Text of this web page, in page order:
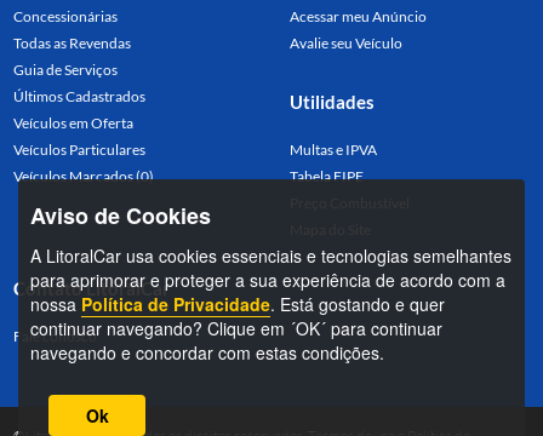
Concessionárias
Todas as Revendas
Guia de Serviços
Últimos Cadastrados
Veículos em Oferta
Veículos Particulares
Veículos Marcados (0)
Acessar meu Anúncio
Avalie seu Veículo
Utilidades
Multas e IPVA
Tabela FIPE
Contato LitoralCar
Fale conosco
Aviso de Cookies
A LitoralCar usa cookies essenciais e tecnologias semelhantes
para aprimorar e proteger a sua experiência de acordo com a
nossa Política de Privacidade. Está gostando e quer
continuar navegando? Clique em ´OK´ para continuar
navegando e concordar com estas condições.
Ok